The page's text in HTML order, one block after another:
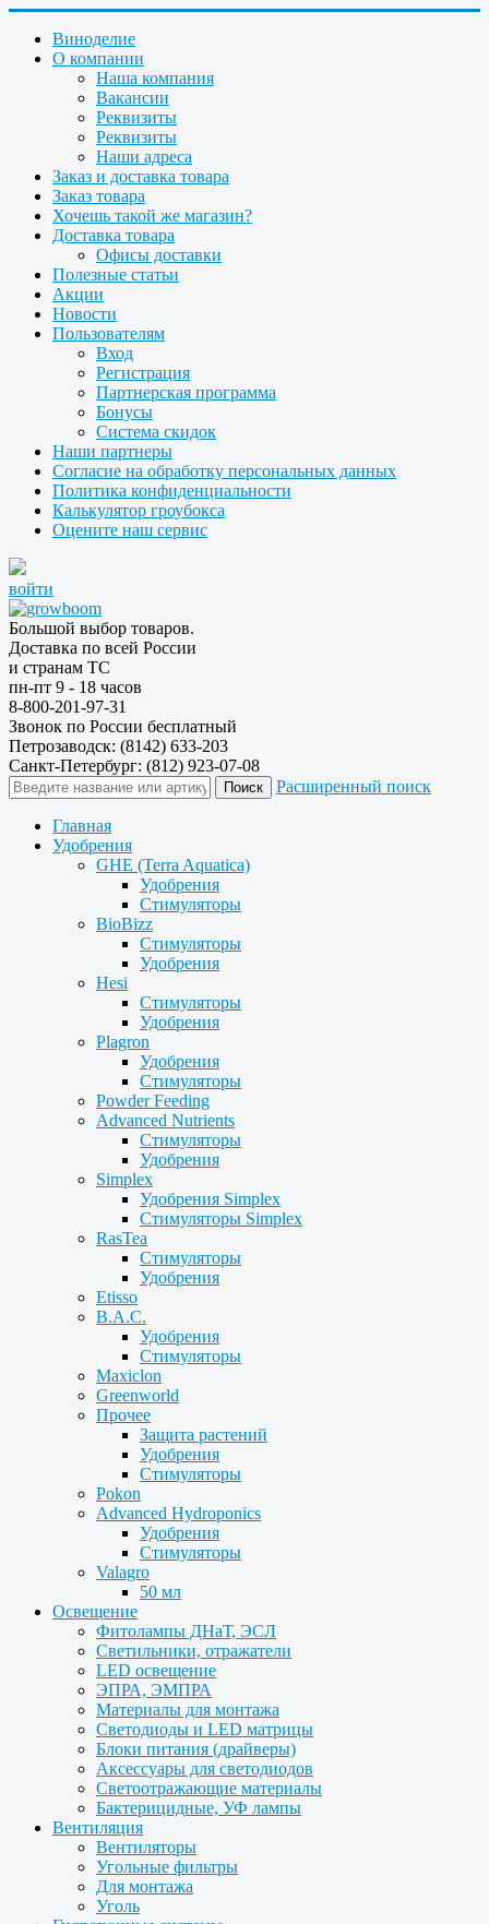
Виноделие
О компании
Наша компания
Вакансии
Реквизиты
Реквизиты
Наши адреса
Заказ и доставка товара
Заказ товара
Хочешь такой же магазин?
Доставка товара
Офисы доставки
Полезные статьи
Акции
Новости
Пользователям
Вход
Регистрация
Партнерская программа
Бонусы
Система скидок
Наши партнеры
Согласие на обработку персональных данных
Политика конфиденциальности
Калькулятор гроубокса
Оцените наш сервис
войти
Большой выбор товаров.
Доставка по всей России
и странам ТС
пн-пт 9 - 18 часов
8-800-201-97-31
Звонок по России бесплатный
Петрозаводск: (8142) 633-203
Санкт-Петербург: (812) 923-07-08
Расширенный поиск
Главная
Удобрения
GHE (Terra Aquatica)
Удобрения
Стимуляторы
BioBizz
Стимуляторы
Удобрения
Hesi
Стимуляторы
Удобрения
Plagron
Удобрения
Стимуляторы
Powder Feeding
Advanced Nutrients
Стимуляторы
Удобрения
Simplex
Удобрения Simplex
Стимуляторы Simplex
RasTea
Стимуляторы
Удобрения
Etisso
B.A.C.
Удобрения
Стимуляторы
Maxiclon
Greenworld
Прочее
Защита растений
Удобрения
Стимуляторы
Pokon
Advanced Hydroponics
Удобрения
Стимуляторы
Valagro
50 мл
Освещение
Фитолампы ДНаТ, ЭСЛ
Светильники, отражатели
LED освещение
ЭПРА, ЭМПРА
Материалы для монтажа
Светодиоды и LED матрицы
Блоки питания (драйверы)
Аксессуары для светодиодов
Светоотражающие материалы
Бактерицидные, УФ лампы
Вентиляция
Вентиляторы
Угольные фильтры
Для монтажа
Уголь